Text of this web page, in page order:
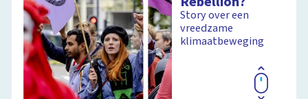
Story over een
vreedzame
klimaatbeweging